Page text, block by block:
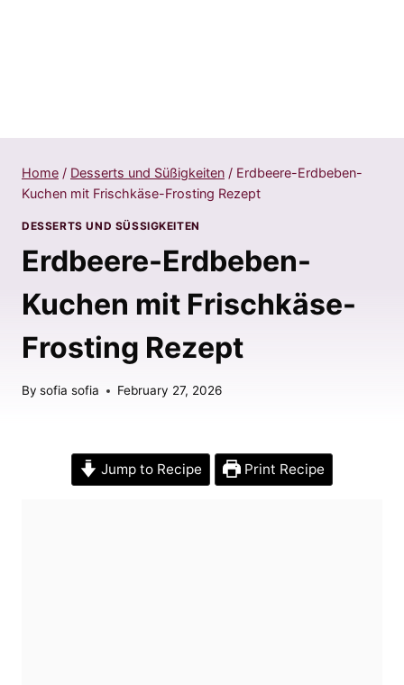
Home / Desserts und Süßigkeiten / Erdbeere-Erdbeben-
Kuchen mit Frischkäse-Frosting Rezept
DESSERTS UND SÜSSIGKEITEN
Erdbeere-Erdbeben-
Kuchen mit Frischkäse-
Frosting Rezept
By sofia sofia February 27, 2026
Jump to Recipe Print Recipe